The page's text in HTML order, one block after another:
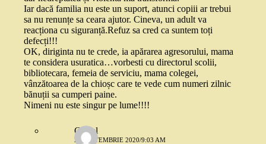
Iar dacă familia nu este un suport, atunci copiii ar trebui
sa nu renunțe sa ceara ajutor. Cineva, un adult va
reacționa cu siguranță.Refuz sa cred ca suntem toți
defecți!!!
OK, diriginta nu te crede, ia apărarea agresorului, mama
te considera usuratica…vorbesti cu directorul scolii,
bibliotecara, femeia de serviciu, mama colegei,
vânzătoarea de la chioșc care te vede cum numeri zilnic
bănuții sa cumperi paine.
Nimeni nu este singur pe lume!!!!
Costel
27 SEPTEMBRIE 2020/9:03 AM